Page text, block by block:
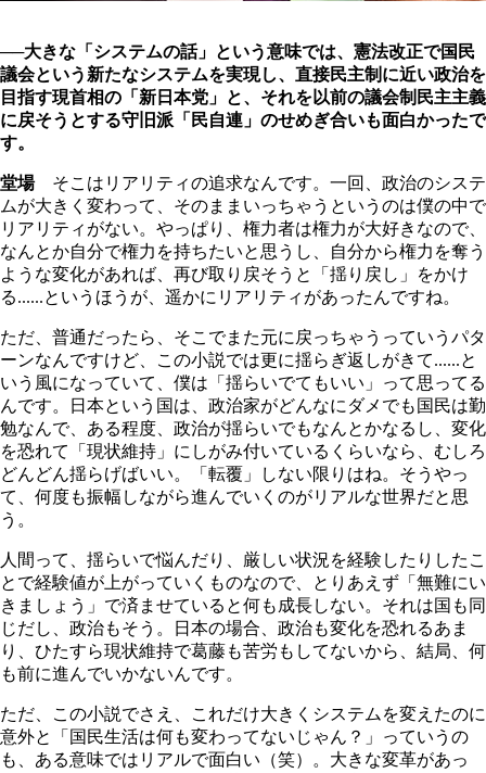
──大きな「システムの話」という意味では、憲法改正で国民
議会という新たなシステムを実現し、直接民主制に近い政治を
目指す現首相の「新日本党」と、それを以前の議会制民主主義
に戻そうとする守旧派「民自連」のせめぎ合いも面白かったで
す。
堂場そこはリアリティの追求なんです。一回、政治のシステ
ムが大きく変わって、そのままいっちゃうというのは僕の中で
リアリティがない。やっぱり、権力者は権力が大好きなので、
なんとか自分で権力を持ちたいと思うし、自分から権力を奪う
ような変化があれば、再び取り戻そうと「揺り戻し」をかけ
る......というほうが、遥かにリアリティがあったんですね。
ただ、普通だったら、そこでまた元に戻っちゃうっていうパタ
ーンなんですけど、この小説では更に揺らぎ返しがきて......と
いう風になっていて、僕は「揺らいでてもいい」って思ってる
んです。日本という国は、政治家がどんなにダメでも国民は勤
勉なんで、ある程度、政治が揺らいでもなんとかなるし、変化
を恐れて「現状維持」にしがみ付いているくらいなら、むしろ
どんどん揺らげばいい。「転覆」しない限りはね。そうやっ
て、何度も振幅しながら進んでいくのがリアルな世界だと思
う。
人間って、揺らいで悩んだり、厳しい状況を経験したりしたこ
とで経験値が上がっていくものなので、とりあえず「無難にい
きましょう」で済ませていると何も成長しない。それは国も同
じだし、政治もそう。日本の場合、政治も変化を恐れるあま
り、ひたすら現状維持で葛藤も苦労もしてないから、結局、何
も前に進んでいかないんです。
ただ、この小説でさえ、これだけ大きくシステムを変えたのに
意外と「国民生活は何も変わってないじゃん？」っていうの
も、ある意味ではリアルで面白い（笑）。大きな変革があっ